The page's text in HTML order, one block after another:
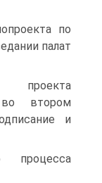
по
палат
во втором
и
процесса